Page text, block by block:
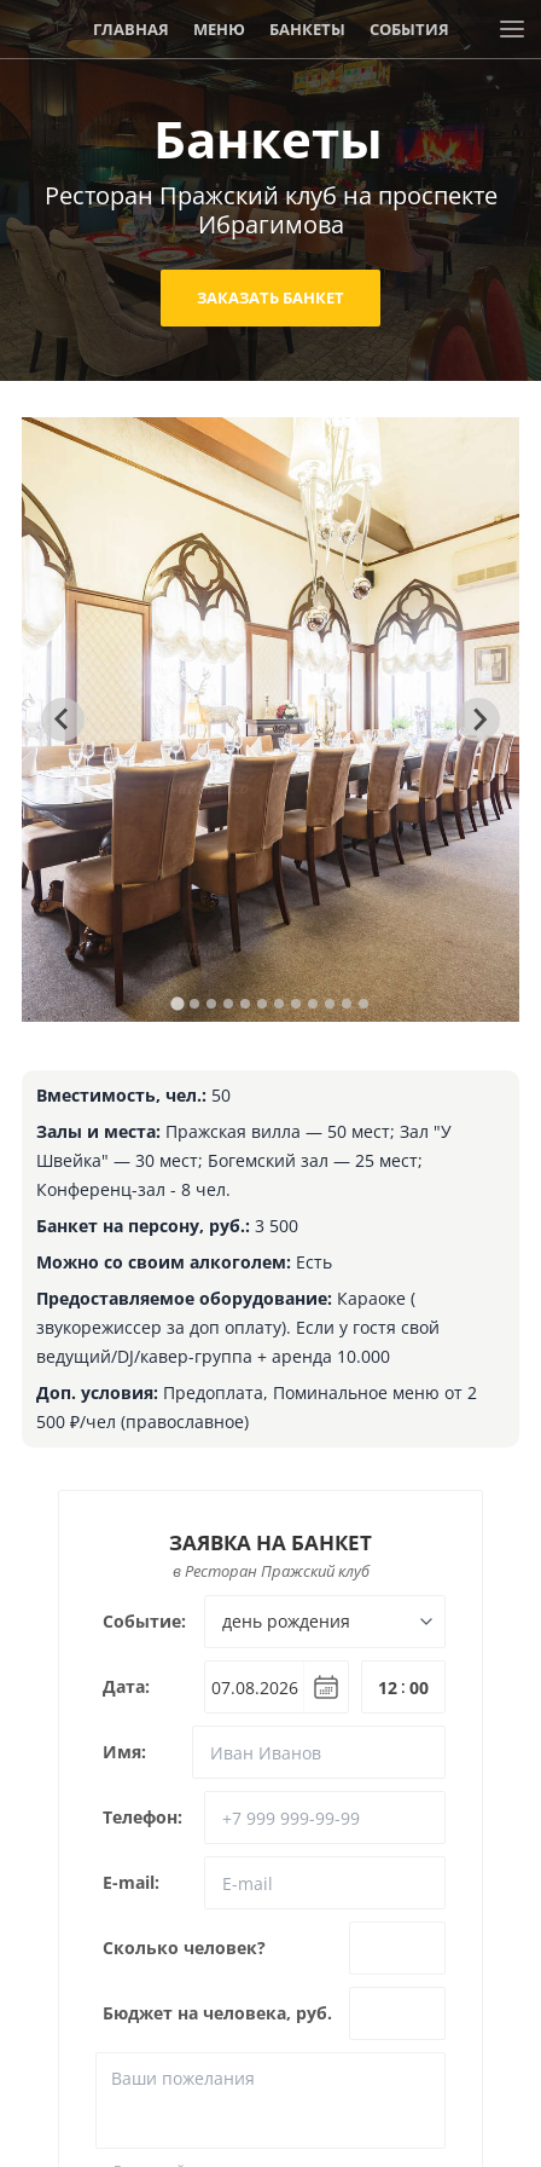
ГЛАВНАЯ МЕНЮ БАНКЕТЫ СОБЫТИЯ
АКЦИИ И СКИДКИ
Банкеты
Ресторан Пражский клуб на проспекте
Ибрагимова
ЗАКАЗАТЬ БАНКЕТ
Вместимость, чел.:50
Залы и места:Пражская вилла — 50 мест; Зал "У
Швейка" — 30 мест; Богемский зал — 25 мест;
Конференц-зал - 8 чел.
Банкет на персону, руб.:3 500
Можно со своим алкоголем:Есть
Предоставляемое оборудование:Караоке (
звукорежиссер за доп оплату). Если у гостя свой
ведущий/DJ/кавер-группа + аренда 10.000
Доп. условия:Предоплата, Поминальное меню от 2
500 ₽/чел (православное)
ЗАЯВКА НА БАНКЕТ
в Ресторан Пражский клуб
Событие:
Дата: :
Имя:
Телефон:
E-mail:
Сколько человек?
Бюджет на человека, руб.